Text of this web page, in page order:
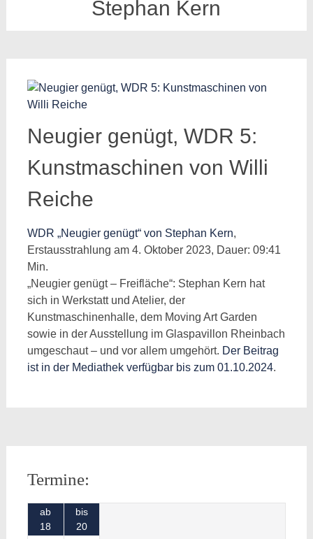
Stephan Kern
Neugier genügt, WDR 5:
Kunstmaschinen von Willi
Reiche
WDR „Neugier genügt“ von Stephan Kern,
Erstausstrahlung am 4. Oktober 2023, Dauer: 09:41
Min.
„Neugier genügt – Freifläche“: Stephan Kern hat
sich in Werkstatt und Atelier, der
Kunstmaschinenhalle, dem Moving Art Garden
sowie in der Ausstellung im Glaspavillon Rheinbach
umgeschaut – und vor allem umgehört. Der Beitrag
ist in der Mediathek verfügbar bis zum 01.10.2024.
Termine:
ab
18
bis
20